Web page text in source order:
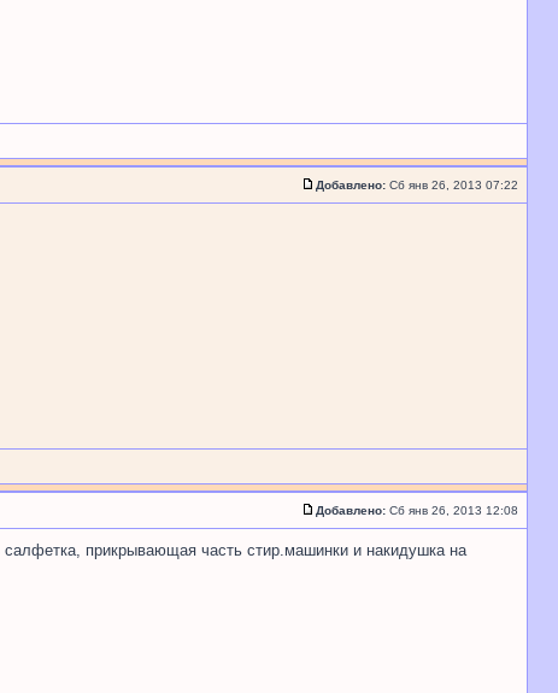
Добавлено: Сб янв 26, 2013 07:22
Добавлено: Сб янв 26, 2013 12:08
салфетка, прикрывающая часть стир.машинки и накидушка на